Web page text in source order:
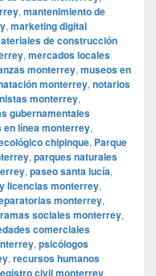
, mantenimiento de
, marketing digital
de construcción
, mercados locales
monterrey, museos en
monterrey, notarios
monterrey,
gubernamentales
en línea monterrey,
chipinque, Parque
, parques naturales
, paseo santa lucía,
licencias monterrey,
monterrey,
sociales monterrey,
comerciales
, psicólogos
, recursos humanos
civil monterrey,